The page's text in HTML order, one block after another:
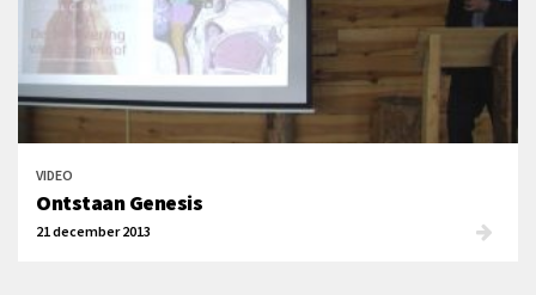
VIDEO
Ontstaan Genesis
21 december 2013